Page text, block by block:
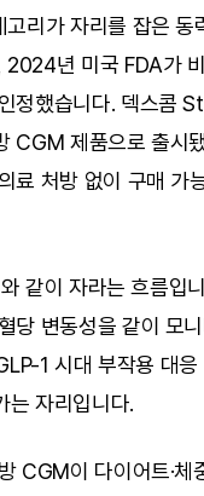
리가 자리를 잡은 동
2024년 미국 FDA가
정했습니다. 덱스콤
CGM 제품으로 출시
료 처방 없이 구매 가
같이 자라는 흐름입
당 변동성을 같이 모
1 시대 부작용 대응
는 자리입니다.
CGM이 다이어트·체